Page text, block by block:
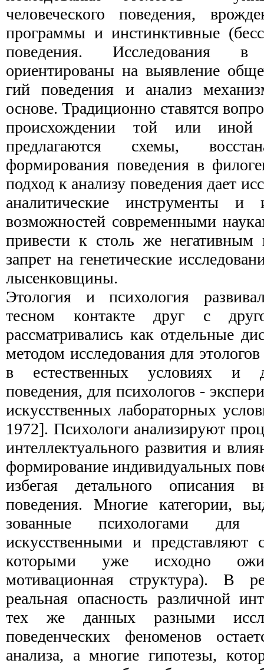
человеческого поведения,
программы и инстинктивные
поведения. Исследования
ориентированы на выявление
гий поведения и анализ
основе. Традиционно ставятся
происхождении той или иной
предлагаются схемы,
формирования поведения в
подход к анализу поведения дает
аналитические инструменты и
возможностей современными
привести к столь же негативным
запрет на генетические
лысенковщины.
Этология и психология
тесном контакте друг с
рассматривались как отдельные
методом исследования для
в естественных условиях и
поведения, для психологов -
искусственных лабораторных
1972]. Психологи анализируют
интеллектуального развития и
формирование индивидуальных
избегая детального описания
поведения. Многие категории,
зованные психологами для
искусственными и представ­ляют
которыми уже исходно
мотивационная структура). В
реальная опасность различной
тех же данных разными
поведенческих феноменов
анализа, а многие гипотезы,